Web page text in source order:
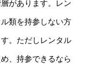
があります。レン
類を持参しない方
。ただしレンタル
、持参できるなら